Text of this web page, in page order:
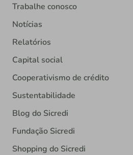
Trabalhe conosco
Notícias
Relatórios
Capital social
Cooperativismo de crédito
Sustentabilidade
Blog do Sicredi
Fundação Sicredi
Shopping do Sicredi